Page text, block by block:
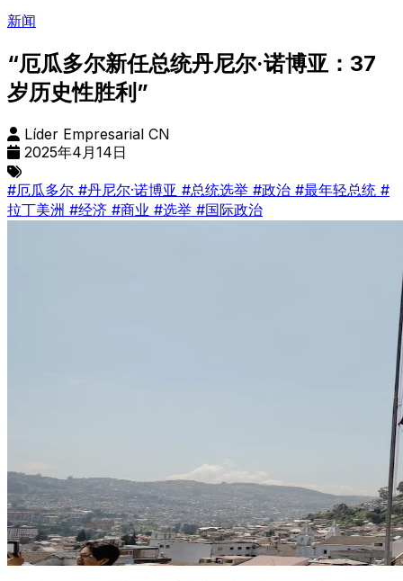
新闻
“厄瓜多尔新任总统丹尼尔·诺博亚：37
岁历史性胜利”
Líder Empresarial CN
2025年4月14日
#厄瓜多尔 #丹尼尔·诺博亚 #总统选举 #政治 #最年轻总统 #
拉丁美洲 #经济 #商业 #选举 #国际政治